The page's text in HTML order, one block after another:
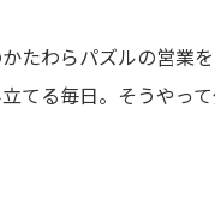
かたわらパズルの営業
てる毎日。そうやっ